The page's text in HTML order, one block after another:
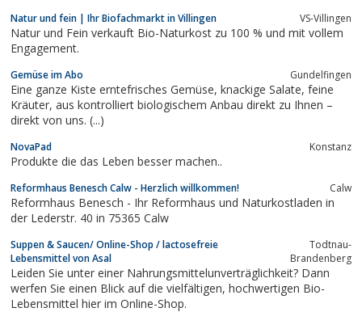
Natur und fein | Ihr Biofachmarkt in Villingen VS-Villingen
Natur und Fein verkauft Bio-Naturkost zu 100 % und mit vollem
Engagement.
Gemüse im Abo Gundelfingen
Eine ganze Kiste erntefrisches Gemüse, knackige Salate, feine
Kräuter, aus kontrolliert biologischem Anbau direkt zu Ihnen –
direkt von uns. (...)
NovaPad Konstanz
Produkte die das Leben besser machen..
Reformhaus Benesch Calw - Herzlich willkommen! Calw
Reformhaus Benesch - Ihr Reformhaus und Naturkostladen in
der Lederstr. 40 in 75365 Calw
Suppen & Saucen/ Online-Shop / lactosefreie
Lebensmittel von Asal
Todtnau-
Brandenberg
Leiden Sie unter einer Nahrungsmittelunverträglichkeit? Dann
werfen Sie einen Blick auf die vielfältigen, hochwertigen Bio-
Lebensmittel hier im Online-Shop.